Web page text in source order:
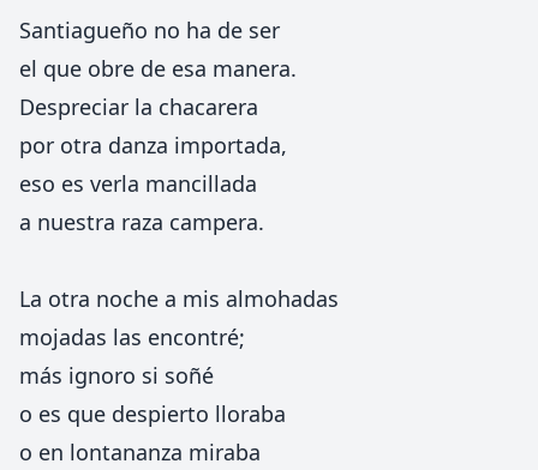
Santiagueño no ha de ser
el que obre de esa manera.
Despreciar la chacarera
por otra danza importada,
eso es verla mancillada
a nuestra raza campera.
La otra noche a mis almohadas
mojadas las encontré;
más ignoro si soñé
o es que despierto lloraba
o en lontananza miraba